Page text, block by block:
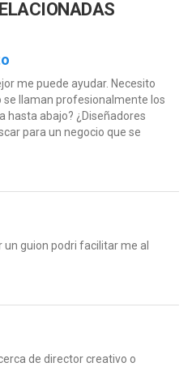
me puede ayudar. Necesito
se llaman profesionalmente los
hasta abajo? ¿Diseñadores
para un negocio que se
guion podri facilitar me al
de director creativo o